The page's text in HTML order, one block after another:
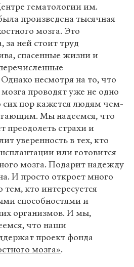
гематологии им.
произведена тысячная
мозга. Это
за ней стоит труд
спасенные жизни и
несмотря на то, что
проводят уже не одно
сих пор кажется людям чем-
Мы надеемся, что
преодолеть страхи и
уверенность в тех, кто
или готовится
мозга. Подарит надежду
И просто откроет много
тем, кто интересуется
способностями и
организмов. И мы,
что наши
проект фонда
мозга».